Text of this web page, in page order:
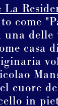
La
come
una
casa
cuore
in